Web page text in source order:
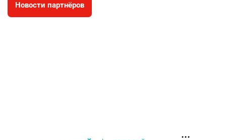
🐏 Скота больше, а мясо дороже. Почему в
Казахстане продолжают расти цены на
Новости партнёров